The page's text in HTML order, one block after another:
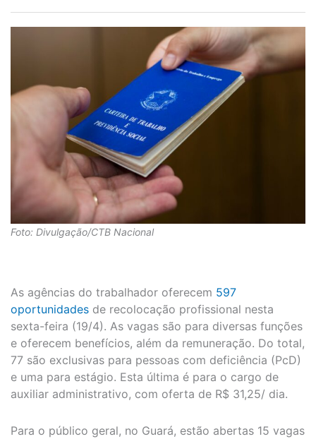
Foto: Divulgação/CTB Nacional
As agências do trabalhador oferecem 597
oportunidades de recolocação profissional nesta
sexta-feira (19/4). As vagas são para diversas funções
e oferecem benefícios, além da remuneração. Do total,
77 são exclusivas para pessoas com deficiência (PcD)
e uma para estágio. Esta última é para o cargo de
auxiliar administrativo, com oferta de R$ 31,25/ dia.
Para o público geral, no Guará, estão abertas 15 vagas